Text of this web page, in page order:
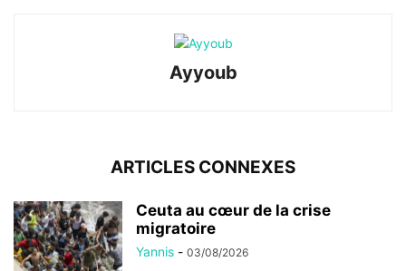
Ayyoub
ARTICLES CONNEXES
Ceuta au cœur de la crise
migratoire
Yannis - 03/08/2026